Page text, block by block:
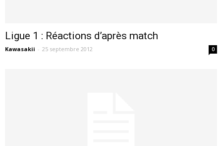
Ligue 1 : Réactions d’après match
Kawasakii - 25 septembre 2012 0